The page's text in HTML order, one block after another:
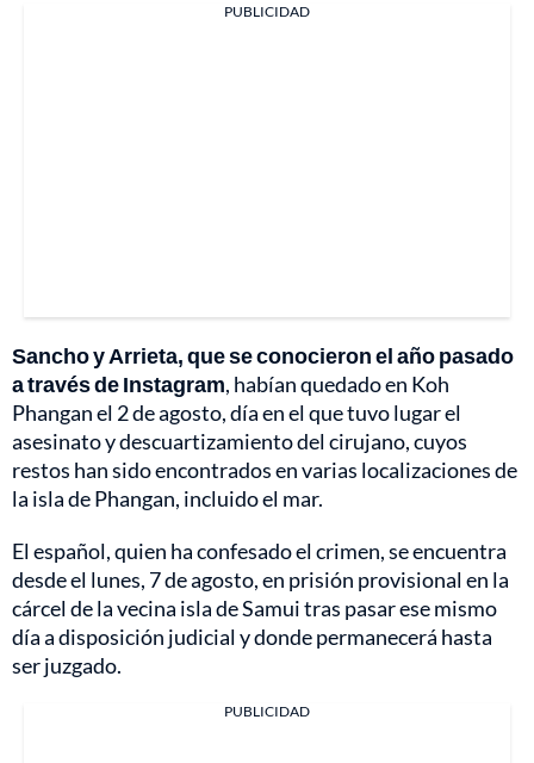
PUBLICIDAD
Sancho y Arrieta, que se conocieron el año pasado
a través de Instagram, habían quedado en Koh
Phangan el 2 de agosto, día en el que tuvo lugar el
asesinato y descuartizamiento del cirujano, cuyos
restos han sido encontrados en varias localizaciones de
la isla de Phangan, incluido el mar.
El español, quien ha confesado el crimen, se encuentra
desde el lunes, 7 de agosto, en prisión provisional en la
cárcel de la vecina isla de Samui tras pasar ese mismo
día a disposición judicial y donde permanecerá hasta
ser juzgado.
PUBLICIDAD